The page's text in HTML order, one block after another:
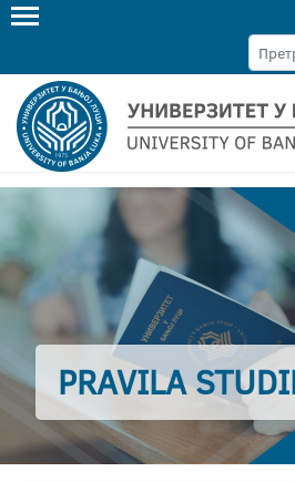
PRAVILA